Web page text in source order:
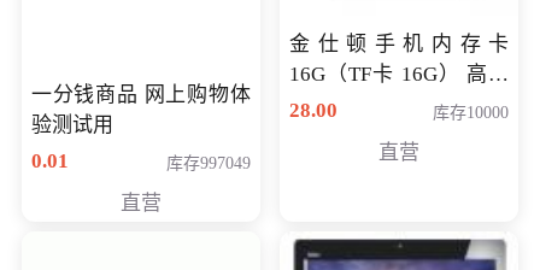
一分钱商品 网上购物体
验测试用
0.01
库存997049
直营
金仕顿手机内存卡
16G（TF卡 16G） 高速
卡 CLASS 10
28.00 库存10000
直营